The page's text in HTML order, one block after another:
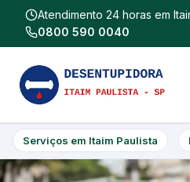
Atendimento 24 horas em
0800 590 0040
Serviços em Itaim Paulista